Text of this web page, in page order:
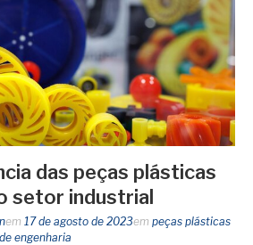
das peças plásticas
setor industrial
em 17 de agosto de 2023em peças plásticas
engenharia